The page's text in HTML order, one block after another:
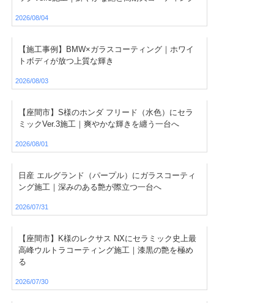
2026/08/04
【施工事例】BMW×ガラスコーティング｜ホワイ
トボディが放つ上質な輝き
2026/08/03
【座間市】S様のホンダ フリード（水色）にセラ
ミックVer.3施工｜爽やかな輝きを纏う一台へ
2026/08/01
日産 エルグランド（パープル）にガラスコーティ
ング施工｜深みのある艶が際立つ一台へ
2026/07/31
【座間市】K様のレクサス NXにセラミック史上最
高峰ウルトラコーティング施工｜漆黒の艶を極め
る
2026/07/30